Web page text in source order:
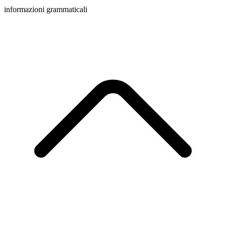
informazioni grammaticali